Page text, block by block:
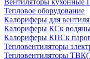
Вентиляторы кухонные
Тепловое оборудование
Калориферы для
Калориферы КСк
Калориферы КПСк
Тепловентиляторы
Тепловентиляторы